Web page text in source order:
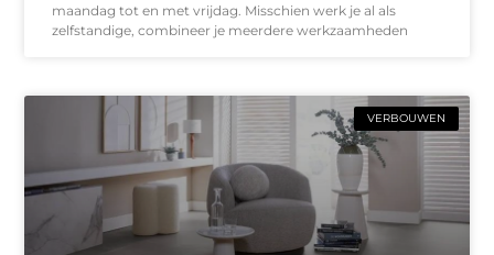
maandag tot en met vrijdag. Misschien werk je al als
zelfstandige, combineer je meerdere werkzaamheden
VERBOUWEN